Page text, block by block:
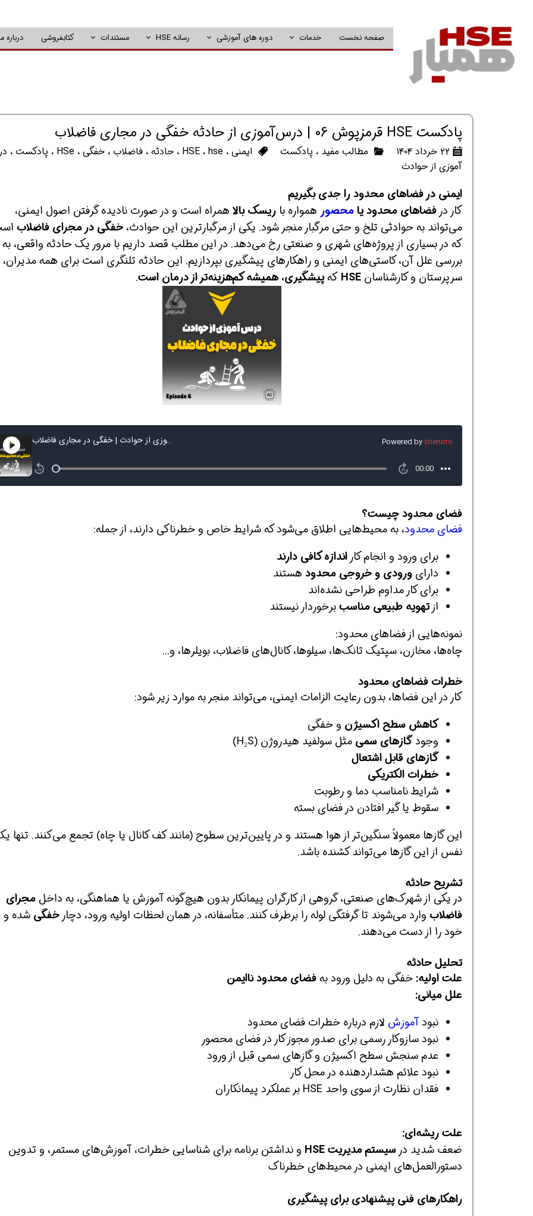
صفحه نخست خدمات دوره های آموزشی رسانه HSE
پادکست Safety Cast
مستندات کتابفروشی درباره
پادکست HSE قرمزپوش 06 | درس‌آموزی از حادثه خفگی در مجاری فاضلاب
۲۲ خرداد ۱۴۰۴ مطالب مفید ، پادکست ایمنی، HSE ،hse ، حادثه، فاضلاب، خفگی، HSe ، پادکست،
آموزی از حوادث
ایمنی در فضاهای محدود را جدی بگیریم
کار در فضاهای محدود یامحصور همواره با ریسک بالاهمراه است و در صورت نادیده گرفتن اصول ایمنی،
می‌تواند به حوادثی تلخ و حتی مرگبار منجر شود. یکی از مرگبارترین این حوادث، خفگی در مجرای فاضلاب
که در بسیاری از پروژه‌های شهری و صنعتی رخ می‌دهد. در این مطلب قصد داریم با مرور یک حادثه واقعی، به
بررسی علل آن، کاستی‌های ایمنی و راهکارهای پیشگیری بپردازیم. این حادثه تلنگری است برای همه مدیران،
سرپرستان و کارشناسان HSE کهپیشگیری، همیشه کم‌هزینه‌تر از درمان است.
فضای محدود چیست؟
فضای محدود، به محیط‌هایی اطلاق می‌شود که شرایط خاص و خطرناکی دارند، از جمله:
برای ورود و انجام کار اندازه کافی دارند
دارای ورودی و خروجی محدودهستند
برای کار مداوم طراحی نشده‌اند
ازتهویه طبیعی مناسببرخوردار نیستند
نمونه‌هایی از فضاهای محدود:
چاه‌ها، مخازن، سپتیک تانک‌ها، سیلوها، کانال‌های فاضلاب، بویلرها، و...
خطرات فضاهای محدود
کار در این فضاها، بدون رعایت الزامات ایمنی، می‌تواند منجر به موارد زیر شود:
کاهش سطح اکسیژن و خفگی
وجودگازهای سمی مثل سولفید هیدروژن (H₂S)
گازهای قابل اشتعال
خطرات الکتریکی
شرایط نامناسب دما و رطوبت
سقوط یا گیر افتادن در فضای بسته
این گازها معمولاً سنگین‌تر از هوا هستند و در پایین‌ترین سطوح (مانند کف کانال یا چاه) تجمع می‌کنند. تنها
نفس از این گازها می‌تواند کشنده باشد.
تشریح حادثه
در یکی از شهرک‌های صنعتی، گروهی از کارگران پیمانکار بدون هیچ‌گونه آموزش یا هماهنگی، به داخل مجرای
فاضلابوارد می‌شوند تا گرفتگی لوله را برطرف کنند. متأسفانه، در همان لحظات اولیه ورود، دچار خفگی شده و
خود را از دست می‌دهند.
تحلیل حادثه
علت اولیه: خفگی به دلیل ورود بهفضای محدود ناایمن
علل میانی:
نبودآموزش لازم درباره خطرات فضای محدود
نبود سازوکار رسمی برای صدور مجوز کار در فضای محصور
عدم سنجش سطح اکسیژن و گازهای سمی قبل از ورود
نبود علائم هشداردهنده در محل کار
فقدان نظارت از سوی واحد HSE بر عملکرد پیمانکاران
علت ریشه‌ای:
ضعف شدید در سیستم مدیریت HSE
و نداشتن برنامه برای شناسایی خطرات، آموزش‌های مستمر، و تدوین
دستورالعمل‌های ایمنی در محیط‌های خطرناک
راهکارهای فنی پیشنهادی برای پیشگیری
همین حالا بگیرش
همین حالا بگیرش همین حالا بگیرش
افسر HSE هوشمند شو